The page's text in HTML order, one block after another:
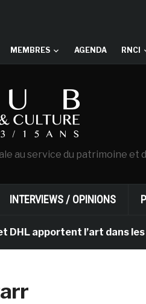
MEMBRES AGENDA RNCI
au service du patrimoine et
INTERVIEWS / OPINIONS
apportent l’art dans les